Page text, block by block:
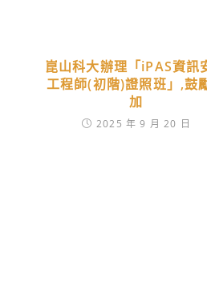
崑山科大辦理「iPAS資訊
工程師(初階)證照班」,鼓
加
2025 年 9 月 20 日